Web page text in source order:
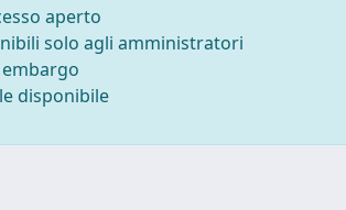
aperto
solo agli amministratori
disponibile